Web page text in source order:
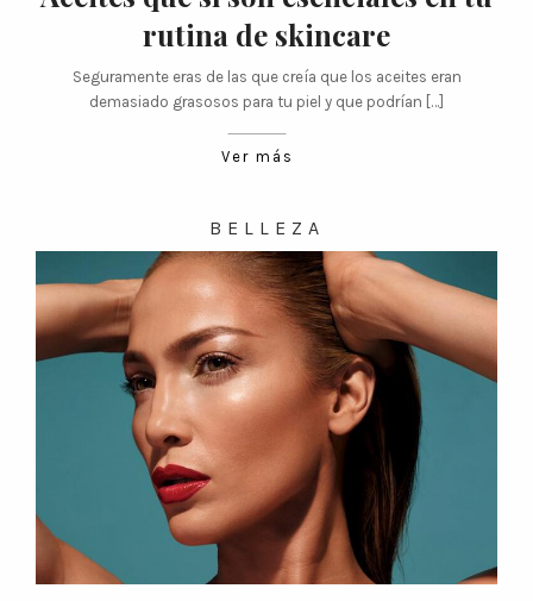
rutina de skincare
Seguramente eras de las que creía que los aceites eran
demasiado grasosos para tu piel y que podrían […]
Ver más
BELLEZA